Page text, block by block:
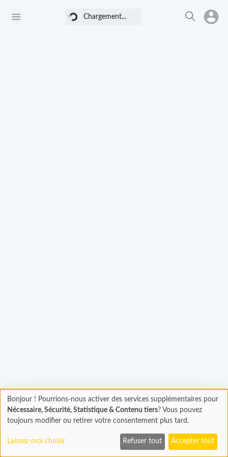
Chargement... Chargement...
Chargement
En cours...
Bonjour ! Pourrions-nous activer des services supplémentaires pour
Nécessaire, Sécurité, Statistique & Contenu tiers? Vous pouvez
toujours modifier ou retirer votre consentement plus tard.
Laissez-moi choisir Refuser tout Accepter tout